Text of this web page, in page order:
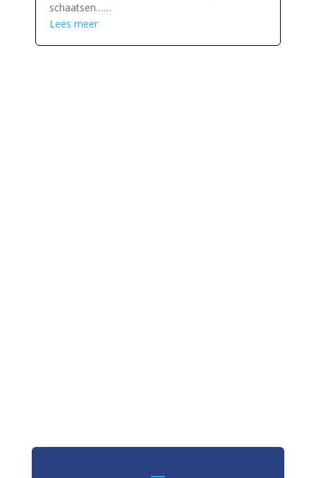
schaatsen……
Lees meer